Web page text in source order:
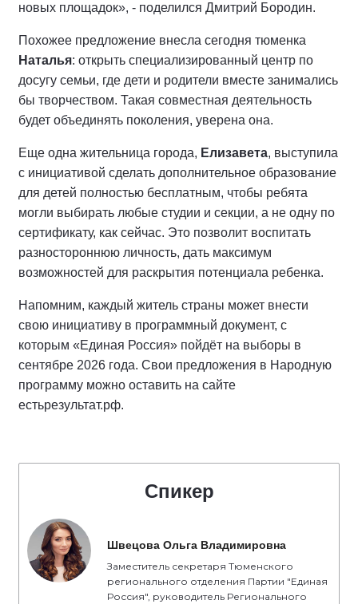
новых площадок», - поделился Дмитрий Бородин.
Похожее предложение внесла сегодня тюменка
Наталья: открыть специализированный центр по
досугу семьи, где дети и родители вместе занимались
бы творчеством. Такая совместная деятельность
будет объединять поколения, уверена она.
Еще одна жительница города, Елизавета, выступила
с инициативой сделать дополнительное образование
для детей полностью бесплатным, чтобы ребята
могли выбирать любые студии и секции, а не одну по
сертификату, как сейчас. Это позволит воспитать
разностороннюю личность, дать максимум
возможностей для раскрытия потенциала ребенка.
Напомним, каждый житель страны может внести
свою инициативу в программный документ, с
которым «Единая Россия» пойдёт на выборы в
сентябре 2026 года. Свои предложения в Народную
программу можно оставить на сайте
естьрезультат.рф.
Спикер
Швецова Ольга Владимировна
Заместитель секретаря Тюменского
регионального отделения Партии "Единая
Россия", руководитель Регионального